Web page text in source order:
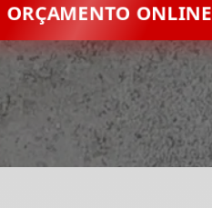
ORÇAMENTO ONLINE